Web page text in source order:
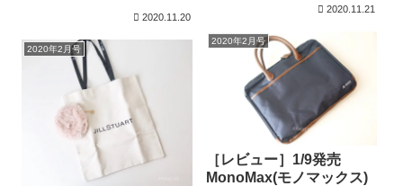
2020.11.21
2020.11.20
2020年2月号
［レビュー］1/9発売
MonoMax(モノマックス)
2020年2月号